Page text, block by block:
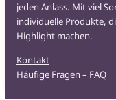
jeden Anlass. Mit viel
individuelle Produkte,
Highlight machen.
Kontakt
Häufige Fragen – FAQ